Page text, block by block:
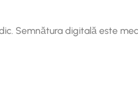
Semnătura digitală este